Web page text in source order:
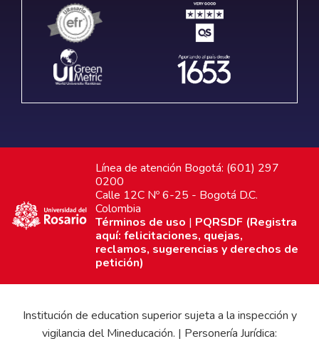
Línea de atención Bogotá: (601) 297
0200
Calle 12C Nº 6-25 - Bogotá D.C.
Colombia
Términos de uso | PQRSDF (Registra
aquí: felicitaciones, quejas,
reclamos, sugerencias y derechos de
petición)
Institución de education superior sujeta a la inspección y
vigilancia del Mineducación. | Personería Jurídica: